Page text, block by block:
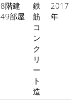
8階建
49部屋
鉄
筋
コ
ン
ク
リ
ー
ト
造
2017
年